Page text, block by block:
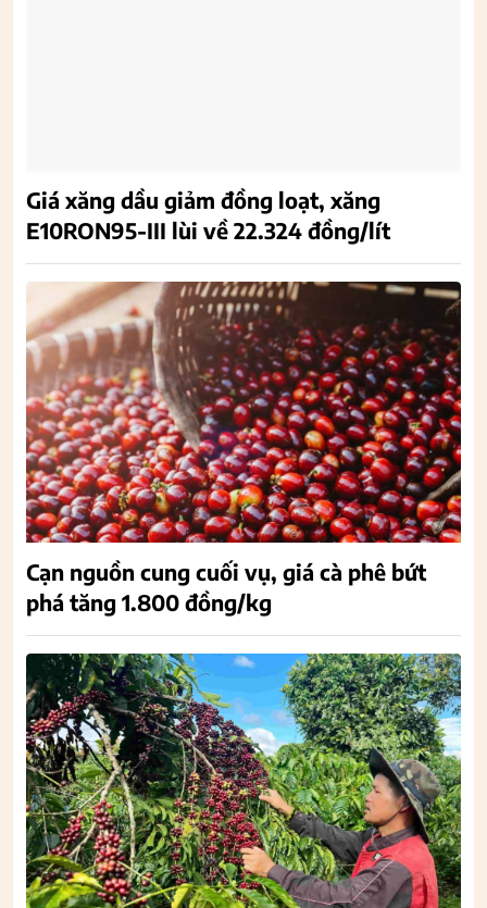
Giá xăng dầu giảm đồng loạt, xăng
E10RON95-III lùi về 22.324 đồng/lít
Cạn nguồn cung cuối vụ, giá cà phê bứt
phá tăng 1.800 đồng/kg